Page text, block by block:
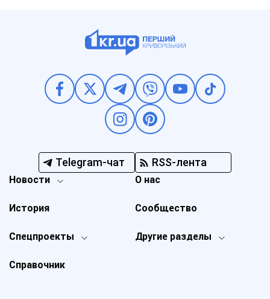
Telegram-чат RSS-лента
Новости
Спецпроекты Другие разделы
История
О нас
Справочник
Сообщество